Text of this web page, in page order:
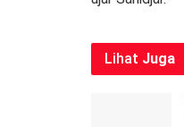
Lihat Juga